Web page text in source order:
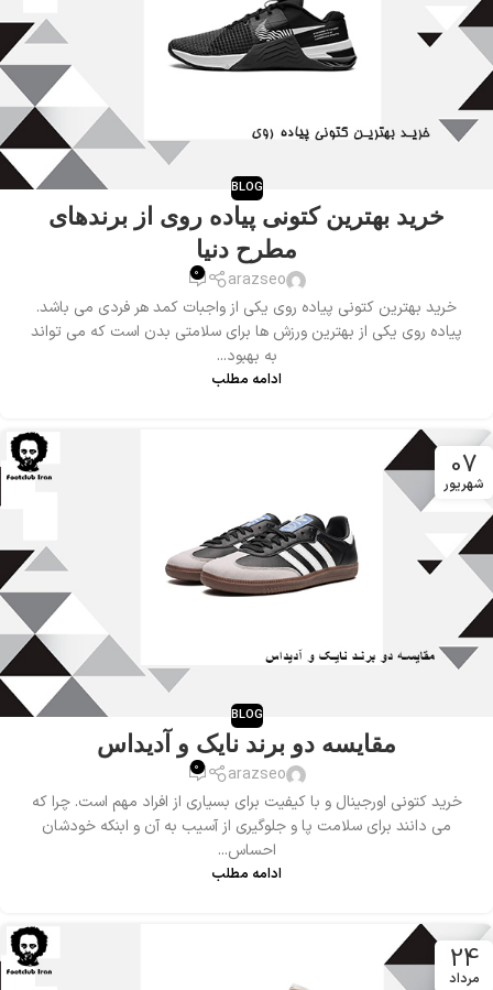
BLOG
خرید بهترین کتونی پیاده روی از برندهای
مطرح دنیا
arazseo
0
خرید بهترین کتونی پیاده روی یکی از واجبات کمد هر فردی می باشد.
پیاده روی یکی از بهترین ورزش ها برای سلامتی بدن است که می تواند
به بهبود...
ادامه مطلب
07
شهریور
BLOG
مقایسه دو برند نایک و آدیداس
arazseo
0
خرید کتونی اورجینال و با کیفیت برای بسیاری از افراد مهم است. چرا که
می دانند برای سلامت پا و جلوگیری از آسیب به آن و ابنکه خودشان
احساس...
ادامه مطلب
24
مرداد